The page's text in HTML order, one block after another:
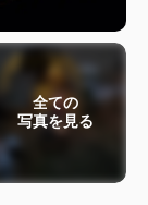
全ての
写真を見る